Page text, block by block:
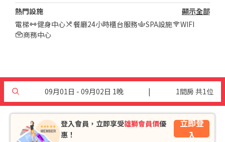
熱門設施
顯示全部
電梯
健身中心 餐廳24小時櫃台服務 SPA設施
WIFI
商務中心
09月01日 - 09月02日 1晚 | 1間房 共1位
登入會員，立即享受雄獅會員價優
惠！
立即登
入